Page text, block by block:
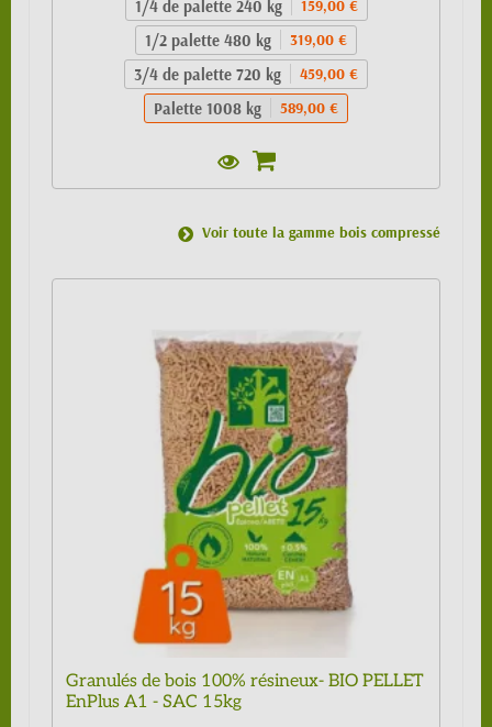
1/4 de palette 240 kg 159,00 €
1/2 palette 480 kg 319,00 €
3/4 de palette 720 kg 459,00 €
Palette 1008 kg 589,00 €
Voir toute la gamme bois compressé
Granulés de bois 100% résineux- BIO PELLET
EnPlus A1 - SAC 15kg